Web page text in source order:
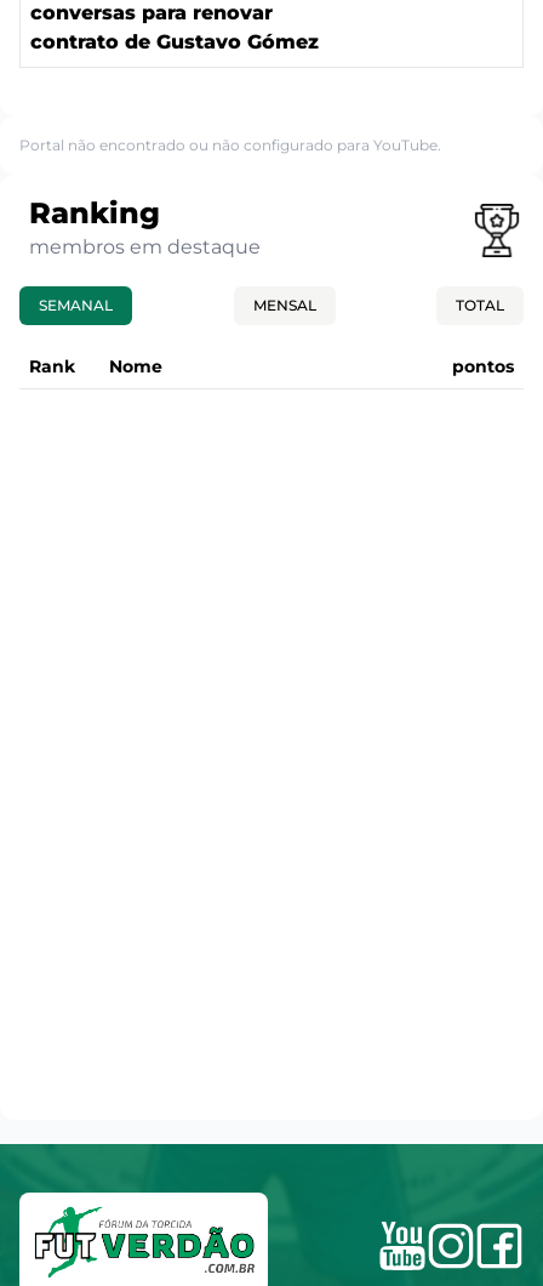
conversas para renovar
contrato de Gustavo Gómez
Portal não encontrado ou não configurado para YouTube.
Ranking
membros em destaque
SEMANAL MENSAL TOTAL
Rank Nome pontos